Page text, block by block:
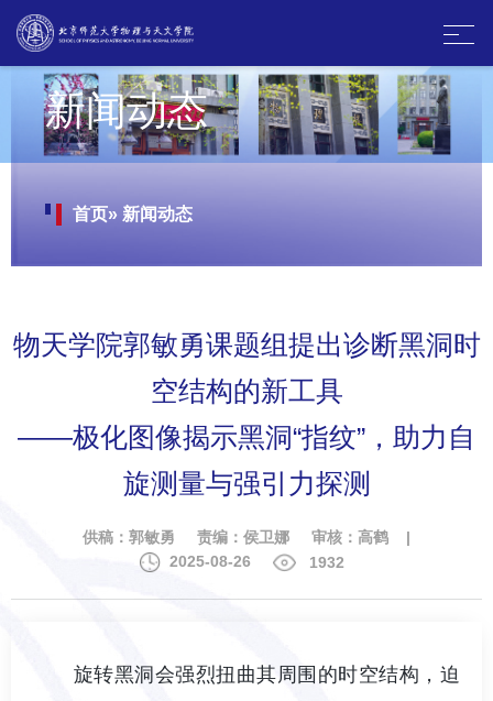
新闻动态
首页» 新闻动态
物天学院郭敏勇课题组提出诊断黑洞时
空结构的新工具
——极化图像揭示黑洞“指纹”，助力自
旋测量与强引力探测
供稿：郭敏勇 责编：侯卫娜 审核：高鹤 |
2025-08-26
1932
旋转黑洞会强烈扭曲其周围的时空结构，迫